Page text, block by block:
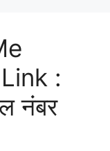
:
नंबर